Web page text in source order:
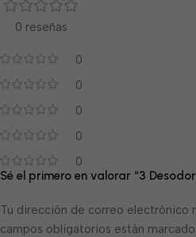
0 reseñas
0
0
0
0
0
Sé el primero en valorar “3
Tu dirección de correo electrónico
campos obligatorios están